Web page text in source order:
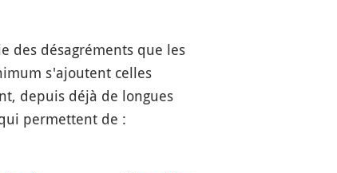
des désagréments que les
s'ajoutent celles
depuis déjà de longues
permettent de :